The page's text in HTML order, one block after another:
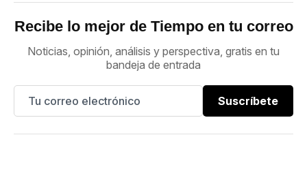
Recibe lo mejor de Tiempo en tu correo
Noticias, opinión, análisis y perspectiva, gratis en tu
bandeja de entrada
Suscríbete